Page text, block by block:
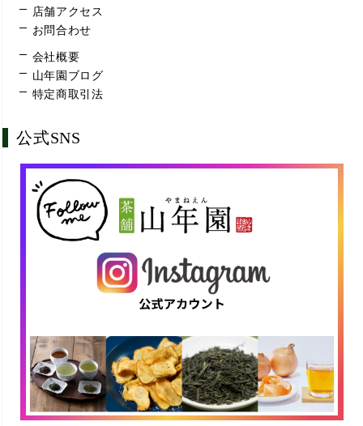
店舗アクセス
お問合わせ
会社概要
山年園ブログ
特定商取引法
公式SNS